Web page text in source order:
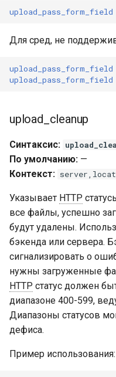
upload_pass_form_field
Для сред, не
upload_pass_form_field
upload_pass_form_field
upload_cleanup
Синтаксис:
По умолчанию: —
Контекст:
Указывает HTTP
все файлы, успешно
будут удалены.
бэкенда или сервера.
сигнализировать о
нужны загруженные
HTTP статус должен
диапазоне 400-599,
Диапазоны статусов
дефиса.
Пример использования: